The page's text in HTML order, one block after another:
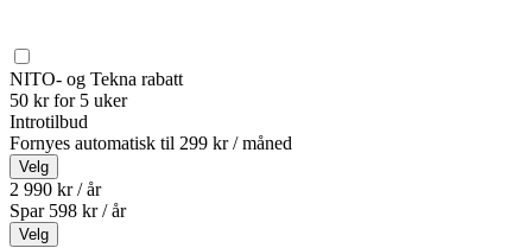
NITO- og Tekna rabatt
50 kr for 5 uker
Introtilbud
Fornyes automatisk til 299 kr / måned
Velg
2 990 kr / år
Spar 598 kr /år
Velg